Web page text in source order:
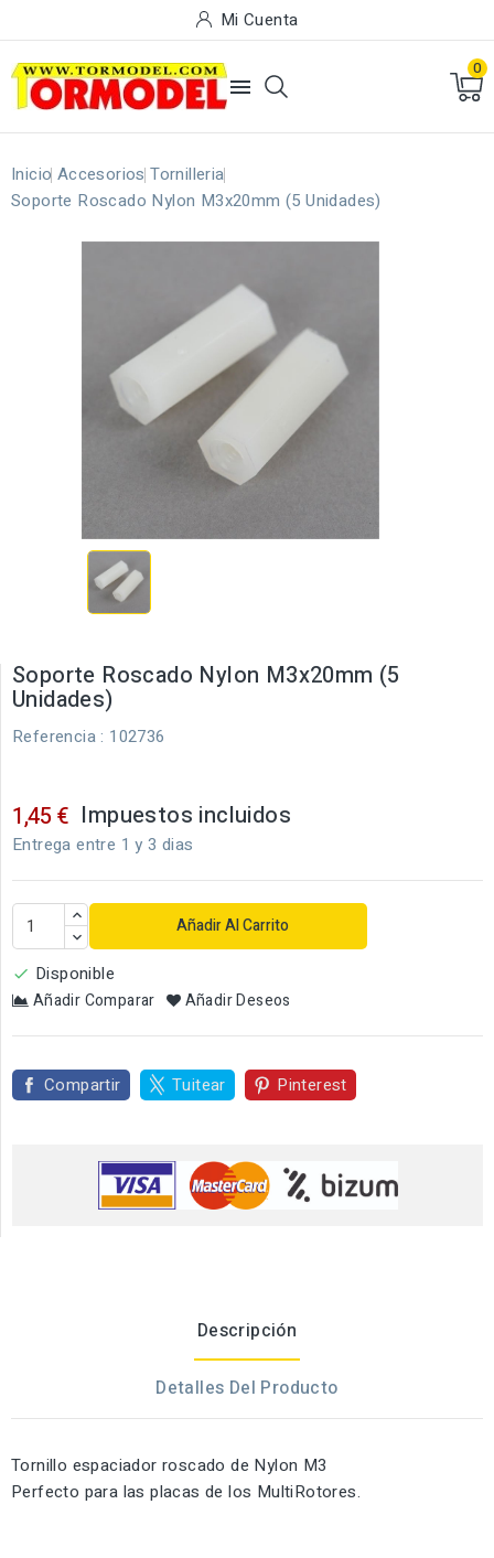
Mi Cuenta

0
Inicio Accesorios Tornilleria
Soporte Roscado Nylon M3x20mm (5 Unidades)
Soporte Roscado Nylon M3x20mm (5
Unidades)
Referencia : 102736
1,45 € Impuestos incluidos
Entrega entre 1 y 3 dias
Añadir Al Carrito
 Disponible
Añadir Comparar Añadir Deseos
Compartir Tuitear Pinterest
Descripción
Detalles Del Producto
Tornillo espaciador roscado de Nylon M3
Perfecto para las placas de los MultiRotores.